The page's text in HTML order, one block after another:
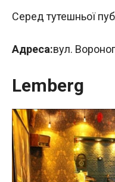
Серед тутешньої
Адреса:вул.
Lemberg